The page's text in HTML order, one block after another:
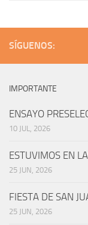
SÍGUENOS:
IMPORTANTE
ENSAYO
10 JUL, 2026
ESTUVIMOS EN
25 JUN, 2026
FIESTA DE SAN
25 JUN, 2026